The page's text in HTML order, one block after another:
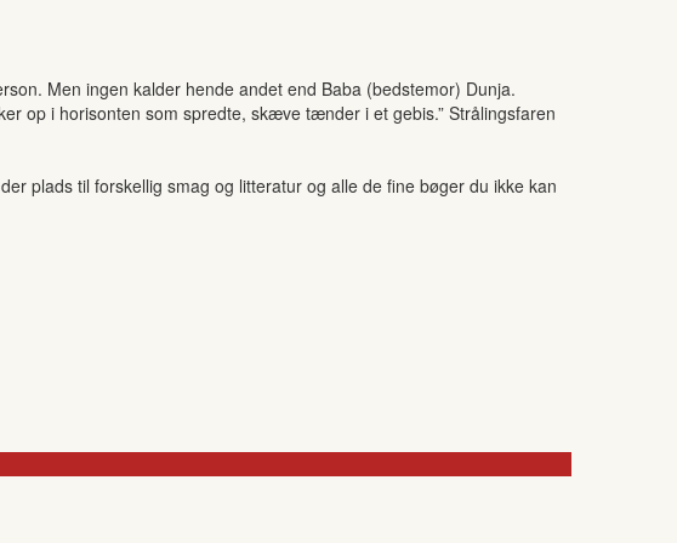
Men ingen kalder hende andet end Baba (bedstemor) Dunja.
op i horisonten som spredte, skæve tænder i et gebis.” Strålingsfaren
plads til forskellig smag og litteratur og alle de fine bøger du ikke kan